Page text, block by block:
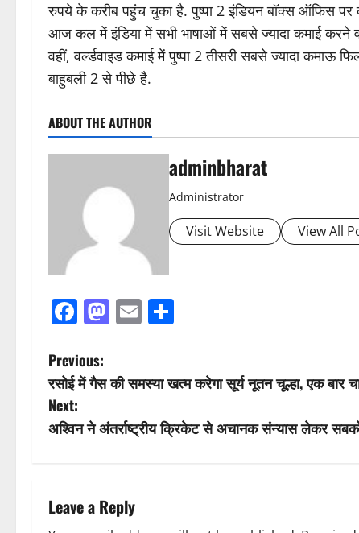
रुपये के करीब पहुंच चुका है. पुष्पा 2 इंडियन बॉक्स ऑफिस पर
आज कल में इंडिया में सभी भाषाओं में सबसे ज्यादा कमाई करने
वहीं, वर्ल्डवाइड कमाई में पुष्पा 2 तीसरी सबसे ज्यादा
बाहुबली 2 से पीछे है.
ABOUT THE AUTHOR
adminbharat
Administrator
Visit Website View All
Facebook
Mastodon
Email
P
o
s
n
Previous:
रसोई में गैस की समस्या खत्म करेगा सूर्य नूतन चूल्हा, एक बार
Next:
अश्विन ने अंतर्राष्ट्रीय क्रिकेट से अचानक संन्यास लेकर
Leave a Reply